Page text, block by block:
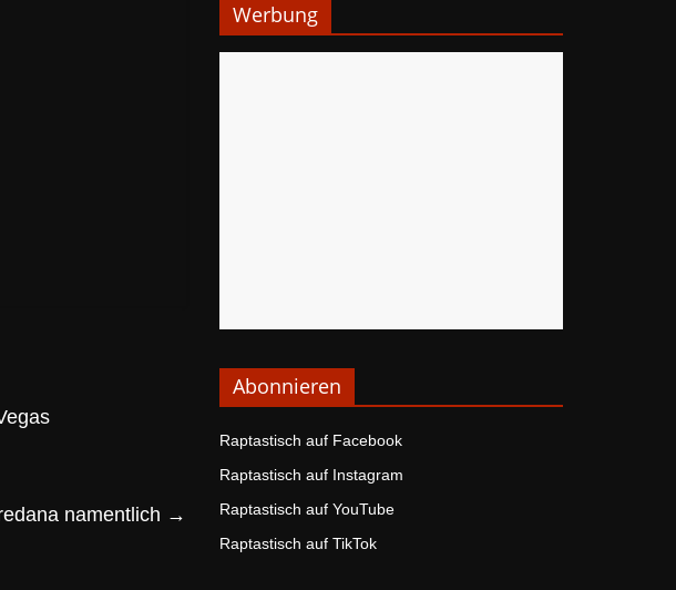
namentlich →
Werbung
Abonnieren
Raptastisch auf Facebook
Raptastisch auf Instagram
Raptastisch auf YouTube
Raptastisch auf TikTok